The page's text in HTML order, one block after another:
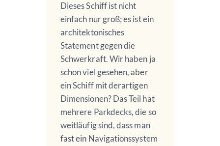
Dieses Schiff ist nicht
einfach nur groß; es ist ein
architektonisches
Statement gegen die
Schwerkraft. Wir haben ja
schon viel gesehen, aber
ein Schiff mit derartigen
Dimensionen? Das Teil hat
mehrere Parkdecks, die so
weitläufig sind, dass man
fast ein Navigationssystem